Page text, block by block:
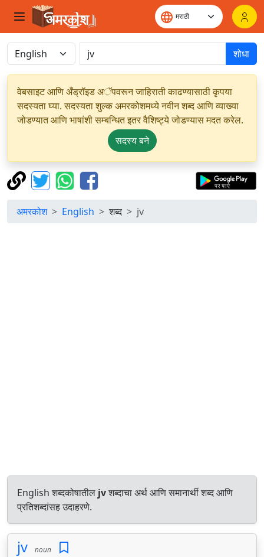
शोधा
वेबसाइट आणि अँड्रॉइड अॅपवरून जाहिराती काढण्यासाठी कृपया
सदस्यता घ्या. सदस्यता शुल्क अमरकोशमध्ये नवीन शब्द आणि व्याख्या
जोडण्यात आणि भाषांशी सम्बन्धित इतर वैशिष्ट्ये जोडण्यास मदत करेल.
सदस्य बने
अमरकोश English शब्द jv
English शब्दकोषातील jvशब्दाचा अर्थ आणि समानार्थी शब्द आणि
प्रतिशब्दांसह उदाहरणे.
jv noun